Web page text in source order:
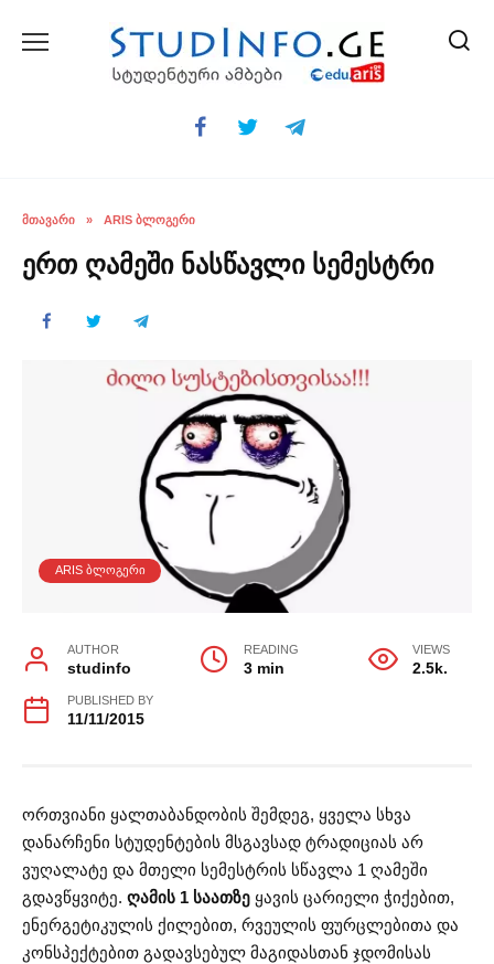
ᲛᲗᲐᲕᲐᲠᲘ » ARIS ᲑᲚᲝᲒᲔᲠᲘ
ერთ ღამეში ნასწავლი სემესტრი
ARIS ᲑᲚᲝᲒᲔᲠᲘ
AUTHOR
studinfo
READING
3 min
VIEWS
2.5k.
PUBLISHED BY
11/11/2015
ორთვიანი ყალთაბანდობის შემდეგ, ყველა სხვა
დანარჩენი სტუდენტების მსგავსად ტრადიციას არ
ვუღალატე და მთელი სემესტრის სწავლა 1 ღამეში
გდავწყვიტე. ღამის 1 საათზე ყავის ცარიელი ჭიქებით,
ენერგეტიკულის ქილებით, რვეულის ფურცლებითა და
კონსპექტებით გადავსებულ მაგიდასთან ჯდომისას